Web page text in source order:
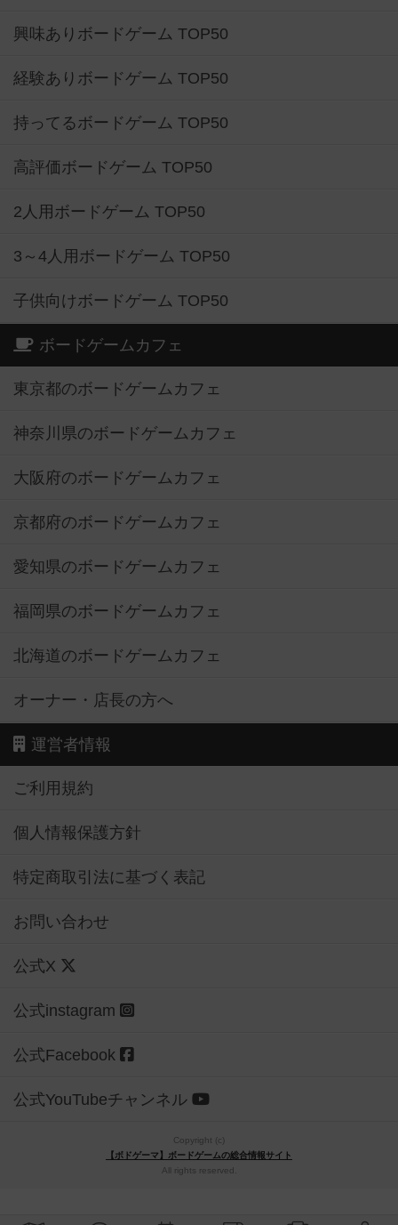
興味ありボードゲーム TOP50
経験ありボードゲーム TOP50
持ってるボードゲーム TOP50
高評価ボードゲーム TOP50
2人用ボードゲーム TOP50
3～4人用ボードゲーム TOP50
子供向けボードゲーム TOP50
ボードゲームカフェ
東京都のボードゲームカフェ
神奈川県のボードゲームカフェ
大阪府のボードゲームカフェ
京都府のボードゲームカフェ
愛知県のボードゲームカフェ
福岡県のボードゲームカフェ
北海道のボードゲームカフェ
オーナー・店長の方へ
運営者情報
ご利用規約
個人情報保護方針
特定商取引法に基づく表記
お問い合わせ
公式X
公式instagram
公式Facebook
公式YouTubeチャンネル
Copyright (c)
【ボドゲーマ】ボードゲームの総合情報サイト
All rights reserved.